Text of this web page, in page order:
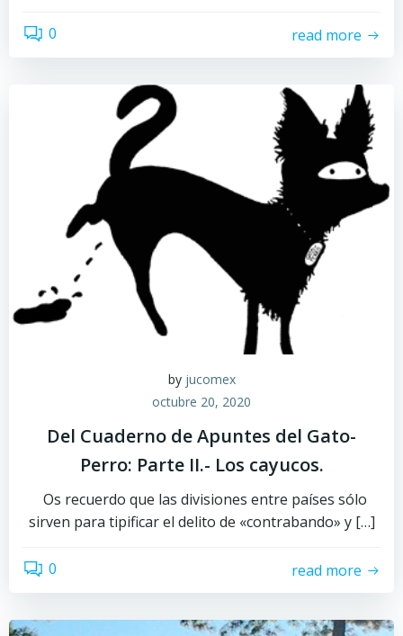
0 read more
by jucomex
octubre 20, 2020
Del Cuaderno de Apuntes del Gato-
Perro: Parte II.- Los cayucos.
Os recuerdo que las divisiones entre países sólo
sirven para tipificar el delito de «contrabando» y […]
0 read more